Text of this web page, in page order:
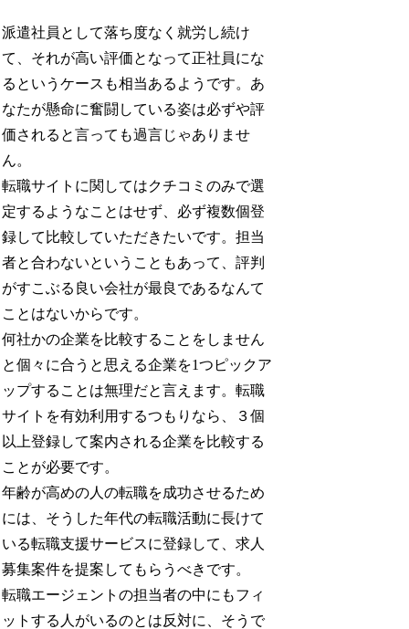
派遣社員として落ち度なく就労し続け
て、それが高い評価となって正社員にな
るというケースも相当あるようです。あ
なたが懸命に奮闘している姿は必ずや評
価されると言っても過言じゃありませ
ん。
転職サイトに関してはクチコミのみで選
定するようなことはせず、必ず複数個登
録して比較していただきたいです。担当
者と合わないということもあって、評判
がすこぶる良い会社が最良であるなんて
ことはないからです。
何社かの企業を比較することをしません
と個々に合うと思える企業を1つピックア
ップすることは無理だと言えます。転職
サイトを有効利用するつもりなら、３個
以上登録して案内される企業を比較する
ことが必要です。
年齢が高めの人の転職を成功させるため
には、そうした年代の転職活動に長けて
いる転職支援サービスに登録して、求人
募集案件を提案してもらうべきです。
転職エージェントの担当者の中にもフィ
ットする人がいるのとは反対に、そうで